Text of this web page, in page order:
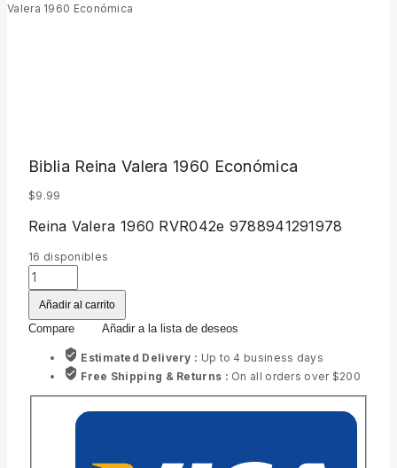
Valera 1960 Económica
Biblia Reina Valera 1960 Económica
$9.99
Reina Valera 1960 RVR042e 9788941291978
16 disponibles
Biblia
Reina
Valera
1960
cantidad
Añadir al carrito
Compare Añadir a la lista de deseos
Estimated Delivery : Up to 4 business days
Free Shipping & Returns : On all orders over $200